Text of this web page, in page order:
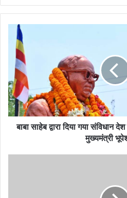
बाबा साहेब द्वारा दिया गया
मुख्यमंत्री